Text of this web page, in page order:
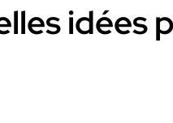
idées